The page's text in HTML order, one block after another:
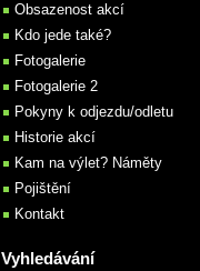
Obsazenost akcí
Kdo jede také?
Fotogalerie
Fotogalerie 2
Pokyny k odjezdu/odletu
Historie akcí
Kam na výlet? Náměty
Pojištění
Kontakt
Vyhledávání